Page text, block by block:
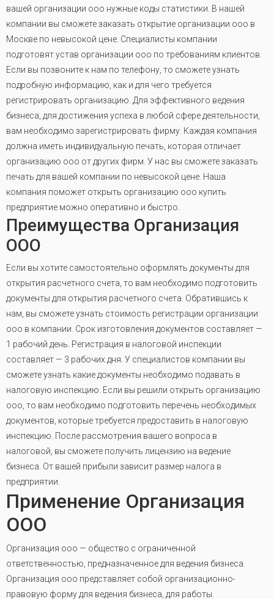
вашей организации ооо нужные коды статистики. В нашей
компании вы сможете заказать открытие организации ооо в
Москве по невысокой цене. Специалисты компании
подготовят устав организации ооо по требованиям клиентов.
Если вы позвоните к нам по телефону, то сможете узнать
подробную информацию, как и для чего требуется
регистрировать организацию. Для эффективного ведения
бизнеса, для достижения успеха в любой сфере деятельности,
вам необходимо зарегистрировать фирму. Каждая компания
должна иметь индивидуальную печать, которая отличает
организацию ооо от других фирм. У нас вы сможете заказать
печать для вашей компании по невысокой цене. Наша
компания поможет открыть организацию ооо купить
предприятие можно оперативно и быстро.
Преимущества Организация
ООО
Если вы хотите самостоятельно оформлять документы для
открытия расчетного счета, то вам необходимо подготовить
документы для открытия расчетного счета. Обратившись к
нам, вы сможете узнать стоимость регистрации организации
ооо в компании. Срок изготовления документов составляет —
1 рабочий день. Регистрация в налоговой инспекции
составляет — 3 рабочих дня. У специалистов компании вы
сможете узнать какие документы необходимо подавать в
налоговую инспекцию. Если вы решили открыть организацию
ооо, то вам необходимо подготовить перечень необходимых
документов, которые требуется предоставить в налоговую
инспекцию. После рассмотрения вашего вопроса в
налоговой, вы сможете получить лицензию на ведение
бизнеса. От вашей прибыли зависит размер налога в
предприятии.
Применение Организация
ООО
Организация ооо — общество с ограниченной
ответственностью, предназначенное для ведения бизнеса.
Организация ооо представляет собой организационно-
правовую форму для ведения бизнеса, для работы.